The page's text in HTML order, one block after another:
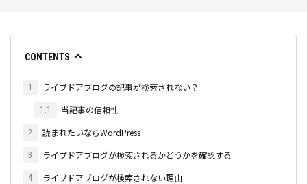
CONTENTS
1 ライブドアブログの記事が検索されない？
1.1 当記事の信頼性
2 読まれたいならWordPress
3 ライブドアブログが検索されるかどうかを確認する
4 ライブドアブログが検索されない理由